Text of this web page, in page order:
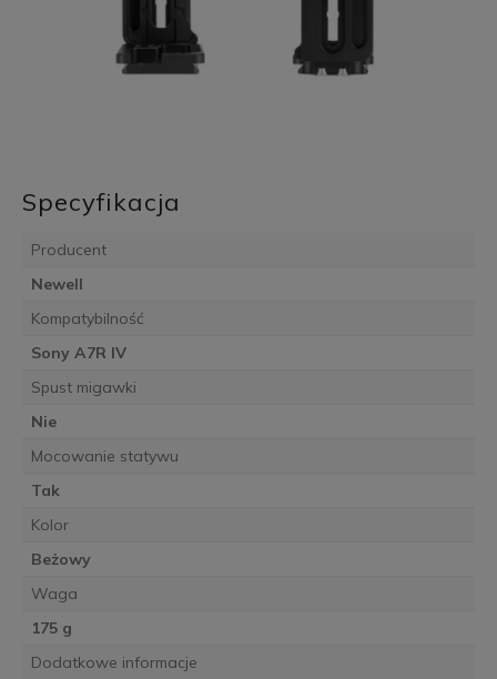
Specyfikacja
Producent
Newell
Kompatybilność
Sony A7R IV
Spust migawki
Nie
Mocowanie statywu
Tak
Kolor
Beżowy
Waga
175 g
Dodatkowe informacje